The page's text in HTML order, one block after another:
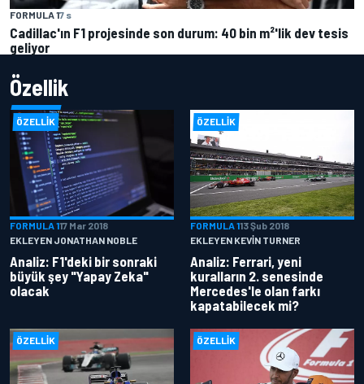
FORMULA 17 s
Cadillac'ın F1 projesinde son durum: 40 bin m²'lik dev tesis
geliyor
Özellik
ÖZELLIK
FORMULA 117 Mar 2018
EKLEYEN JONATHAN NOBLE
Analiz: F1'deki bir sonraki
büyük şey "Yapay Zeka"
olacak
ÖZELLIK
FORMULA 113 Şub 2018
EKLEYEN KEVIN TURNER
Analiz: Ferrari, yeni
kuralların 2. senesinde
Mercedes'le olan farkı
kapatabilecek mi?
ÖZELLIK ÖZELLIK